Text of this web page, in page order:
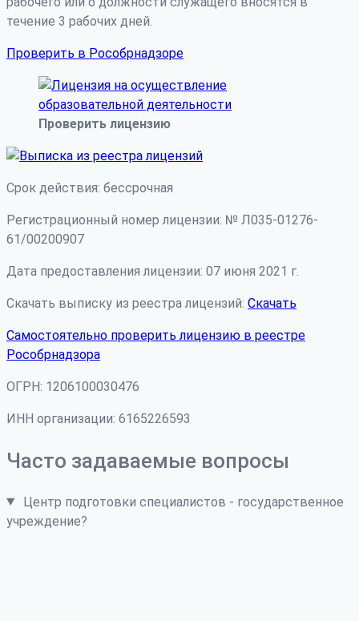
течение 3 рабочих дней.
Проверить в Рособрнадзоре
Проверить лицензию
Срок действия: бессрочная
Регистрационный номер лицензии: № Л035-01276-
61/00200907
Дата предоставления лицензии: 07 июня 2021 г.
Скачать выписку из реестра лицензий: Скачать
Самостоятельно проверить лицензию в реестре
Рособрнадзора
ОГРН: 1206100030476
ИНН организации: 6165226593
Часто задаваемые вопросы
Центр подготовки специалистов - государственное
учреждение?